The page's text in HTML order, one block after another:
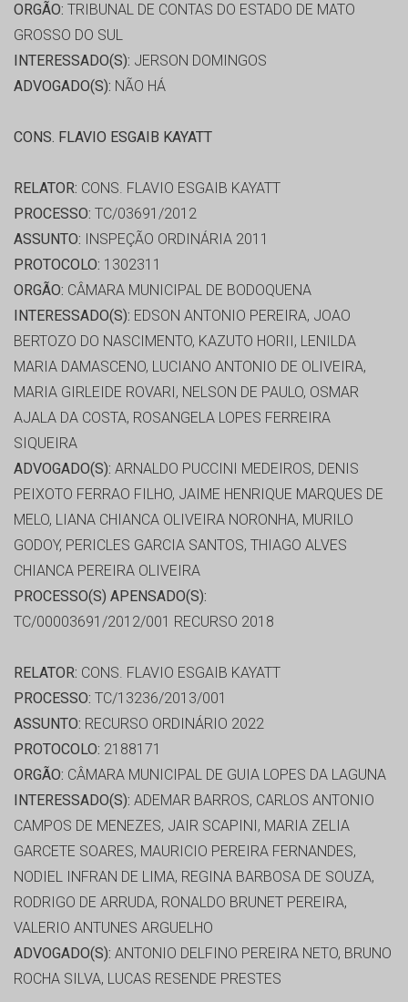
ORGÃO: TRIBUNAL DE CONTAS DO ESTADO DE MATO
GROSSO DO SUL
INTERESSADO(S): JERSON DOMINGOS
ADVOGADO(S): NÃO HÁ
CONS. FLAVIO ESGAIB KAYATT
RELATOR: CONS. FLAVIO ESGAIB KAYATT
PROCESSO: TC/03691/2012
ASSUNTO: INSPEÇÃO ORDINÁRIA 2011
PROTOCOLO: 1302311
ORGÃO: CÂMARA MUNICIPAL DE BODOQUENA
INTERESSADO(S): EDSON ANTONIO PEREIRA, JOAO
BERTOZO DO NASCIMENTO, KAZUTO HORII, LENILDA
MARIA DAMASCENO, LUCIANO ANTONIO DE OLIVEIRA,
MARIA GIRLEIDE ROVARI, NELSON DE PAULO, OSMAR
AJALA DA COSTA, ROSANGELA LOPES FERREIRA
SIQUEIRA
ADVOGADO(S): ARNALDO PUCCINI MEDEIROS, DENIS
PEIXOTO FERRAO FILHO, JAIME HENRIQUE MARQUES DE
MELO, LIANA CHIANCA OLIVEIRA NORONHA, MURILO
GODOY, PERICLES GARCIA SANTOS, THIAGO ALVES
CHIANCA PEREIRA OLIVEIRA
PROCESSO(S) APENSADO(S):
TC/00003691/2012/001 RECURSO 2018
RELATOR: CONS. FLAVIO ESGAIB KAYATT
PROCESSO: TC/13236/2013/001
ASSUNTO: RECURSO ORDINÁRIO 2022
PROTOCOLO: 2188171
ORGÃO: CÂMARA MUNICIPAL DE GUIA LOPES DA LAGUNA
INTERESSADO(S): ADEMAR BARROS, CARLOS ANTONIO
CAMPOS DE MENEZES, JAIR SCAPINI, MARIA ZELIA
GARCETE SOARES, MAURICIO PEREIRA FERNANDES,
NODIEL INFRAN DE LIMA, REGINA BARBOSA DE SOUZA,
RODRIGO DE ARRUDA, RONALDO BRUNET PEREIRA,
VALERIO ANTUNES ARGUELHO
ADVOGADO(S): ANTONIO DELFINO PEREIRA NETO, BRUNO
ROCHA SILVA, LUCAS RESENDE PRESTES